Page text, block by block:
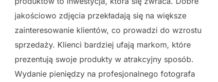
jakościowo zdjęcia przekładają się na większe
zainteresowanie klientów, co prowadzi do wzrostu
sprzedaży. Klienci bardziej ufają markom, które
prezentują swoje produkty w atrakcyjny sposób.
Wydanie pieniędzy na profesjonalnego fotografa